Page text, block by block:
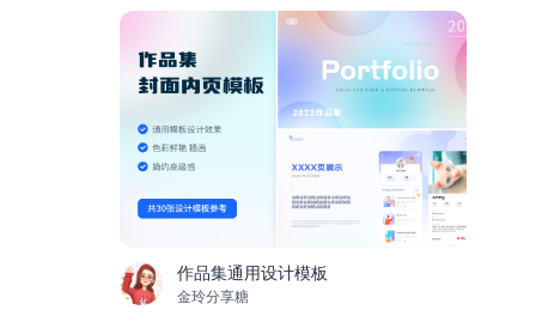
作品集通用设计模板
金玲分享糖